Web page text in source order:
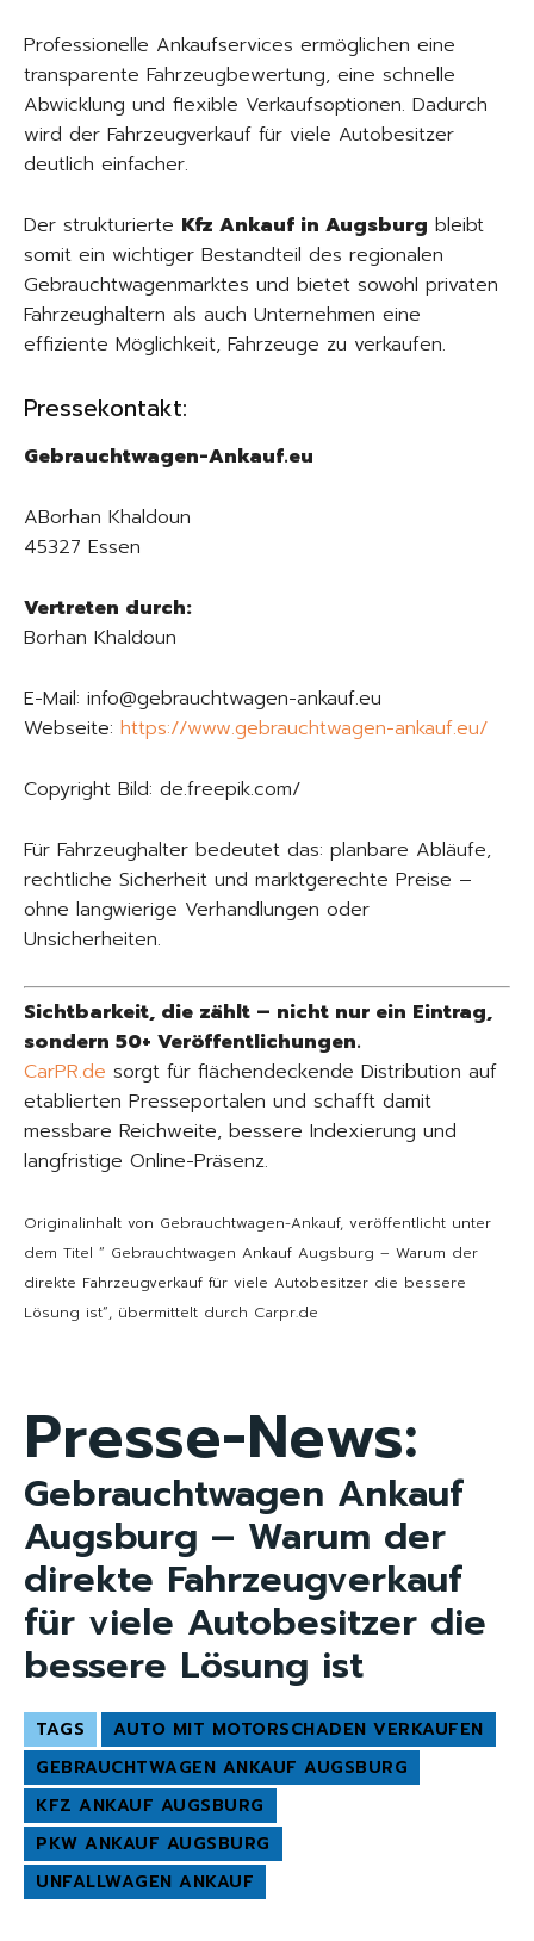
Professionelle Ankaufservices ermöglichen eine
transparente Fahrzeugbewertung, eine schnelle
Abwicklung und flexible Verkaufsoptionen. Dadurch
wird der Fahrzeugverkauf für viele Autobesitzer
deutlich einfacher.
Der strukturierte Kfz Ankauf in Augsburg bleibt
somit ein wichtiger Bestandteil des regionalen
Gebrauchtwagenmarktes und bietet sowohl privaten
Fahrzeughaltern als auch Unternehmen eine
effiziente Möglichkeit, Fahrzeuge zu verkaufen.
Pressekontakt:
Gebrauchtwagen-Ankauf.eu
ABorhan Khaldoun
45327 Essen
Vertreten durch:
Borhan Khaldoun
E-Mail: info@gebrauchtwagen-ankauf.eu
Webseite: https://www.gebrauchtwagen-ankauf.eu/
Copyright Bild: de.freepik.com/
Für Fahrzeughalter bedeutet das: planbare Abläufe,
rechtliche Sicherheit und marktgerechte Preise –
ohne langwierige Verhandlungen oder
Unsicherheiten.
Sichtbarkeit, die zählt – nicht nur ein Eintrag,
sondern 50+ Veröffentlichungen.
CarPR.de sorgt für flächendeckende Distribution auf
etablierten Presseportalen und schafft damit
messbare Reichweite, bessere Indexierung und
langfristige Online-Präsenz.
Originalinhalt von Gebrauchtwagen-Ankauf, veröffentlicht unter
dem Titel “ Gebrauchtwagen Ankauf Augsburg – Warum der
direkte Fahrzeugverkauf für viele Autobesitzer die bessere
Lösung ist“, übermittelt durch Carpr.de
Presse-News:
Gebrauchtwagen Ankauf
Augsburg – Warum der
direkte Fahrzeugverkauf
für viele Autobesitzer die
bessere Lösung ist
TAGS
AUTO MIT MOTORSCHADEN VERKAUFEN
GEBRAUCHTWAGEN ANKAUF AUGSBURG
KFZ ANKAUF AUGSBURG
PKW ANKAUF AUGSBURG
UNFALLWAGEN ANKAUF